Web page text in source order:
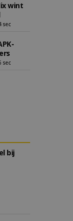
wint
sec
sec
bij